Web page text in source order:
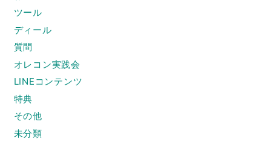
ツール
ディール
質問
オレコン実践会
LINEコンテンツ
特典
その他
未分類